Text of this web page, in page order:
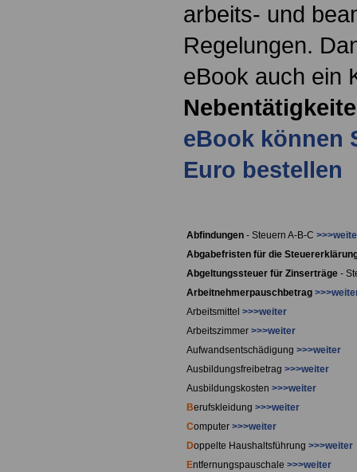
arbeits- und
Regelungen.
eBook auch ein
eBook können
Euro bestellen
Abfindungen - Steuern A-B-C
Abgabefristen für die
Abgeltungssteuer für Zinserträge -
Arbeitnehmerpauschbetrag
Arbeitsmittel >>>weiter
Arbeitszimmer >>>weiter
Aufwandsentschädigung >>>weiter
Ausbildungsfreibetrag >>>weiter
Ausbildungskosten >>>weiter
Berufskleidung >>>weiter
Computer >>>weiter
Doppelte Haushaltsführung >>>weiter
Entfernungspauschale >>>weiter